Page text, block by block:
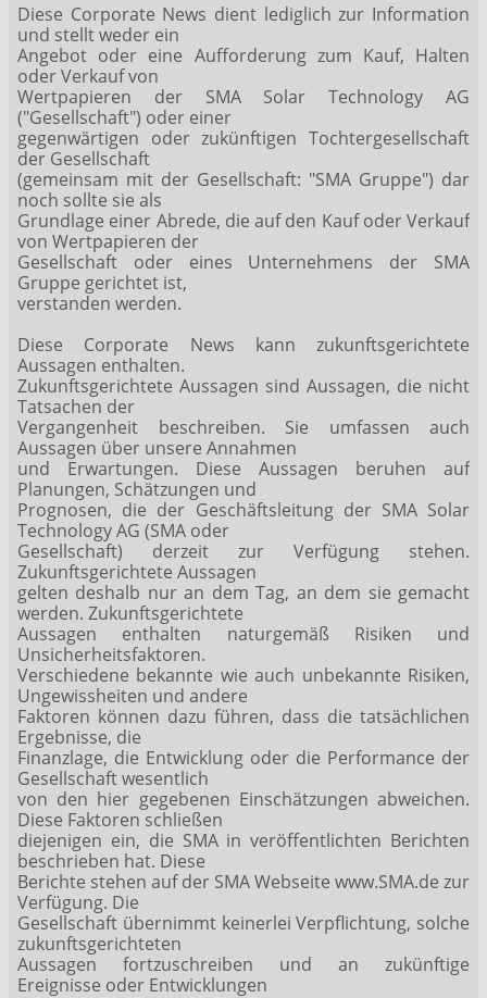
Diese Corporate News dient lediglich zur Information
und stellt weder ein
Angebot oder eine Aufforderung zum Kauf, Halten
oder Verkauf von
Wertpapieren der SMA Solar Technology AG
("Gesellschaft") oder einer
gegenwärtigen oder zukünftigen Tochtergesellschaft
der Gesellschaft
(gemeinsam mit der Gesellschaft: "SMA Gruppe") dar
noch sollte sie als
Grundlage einer Abrede, die auf den Kauf oder Verkauf
von Wertpapieren der
Gesellschaft oder eines Unternehmens der SMA
Gruppe gerichtet ist,
verstanden werden.
Diese Corporate News kann zukunftsgerichtete
Aussagen enthalten.
Zukunftsgerichtete Aussagen sind Aussagen, die nicht
Tatsachen der
Vergangenheit beschreiben. Sie umfassen auch
Aussagen über unsere Annahmen
und Erwartungen. Diese Aussagen beruhen auf
Planungen, Schätzungen und
Prognosen, die der Geschäftsleitung der SMA Solar
Technology AG (SMA oder
Gesellschaft) derzeit zur Verfügung stehen.
Zukunftsgerichtete Aussagen
gelten deshalb nur an dem Tag, an dem sie gemacht
werden. Zukunftsgerichtete
Aussagen enthalten naturgemäß Risiken und
Unsicherheitsfaktoren.
Verschiedene bekannte wie auch unbekannte Risiken,
Ungewissheiten und andere
Faktoren können dazu führen, dass die tatsächlichen
Ergebnisse, die
Finanzlage, die Entwicklung oder die Performance der
Gesellschaft wesentlich
von den hier gegebenen Einschätzungen abweichen.
Diese Faktoren schließen
diejenigen ein, die SMA in veröffentlichten Berichten
beschrieben hat. Diese
Berichte stehen auf der SMA Webseite www.SMA.de zur
Verfügung. Die
Gesellschaft übernimmt keinerlei Verpflichtung, solche
zukunftsgerichteten
Aussagen fortzuschreiben und an zukünftige
Ereignisse oder Entwicklungen